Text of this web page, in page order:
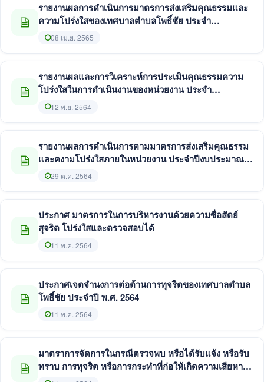
รายงานผลการดำเนินการมาตรการส่งเสริมคุณธรรมและ
ความโปร่งใสของเทศบาลตำบลโพธิ์ชัย ประจำ
ปีงบประมาณ พ.ศ. 2565
08 เม.ย. 2565
รายงานผลและการวิเคราะห์การประเมินคุณธรรมความ
โปร่งใสในการดำเนินงานของหน่วยงาน ประจำ
ปีงบประมาณ พ.ศ. 2564
12 พ.ย. 2564
รายงานผลการดำเนินการตามมาตรการส่งเสริมคุณธรรม
และคงามโปร่งใสภายในหน่วยงาน ประจำปีงบประมาณ
พ.ศ. 2564
29 ต.ค. 2564
ประกาศ มาตรการในการบริหารงานด้วยความซื่อสัตย์
สุจริต โปร่งใสและตรวจสอบได้
11 พ.ค. 2564
ประกาศเจตจำนงการต่อต้านการทุจริตของเทศบาลตำบล
โพธิ์ชัย ประจำปี พ.ศ. 2564
11 พ.ค. 2564
มาตราการจัดการในกรณีตรวจพบ หรือได้รับแจ้ง หรือรับ
ทราบ การทุจริต หรือการกระทำที่ก่อให้เกิดความเสียหาย
แก่เทศบาลตำบลโพธิ์ชัย